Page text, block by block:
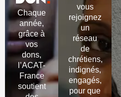
Chaque
année,
grâce à
vos
dons,
l’ACAT-
France
soutient
vous
rejoignez
un
réseau
de
chrétiens,
indignés,
engagés,
pour que